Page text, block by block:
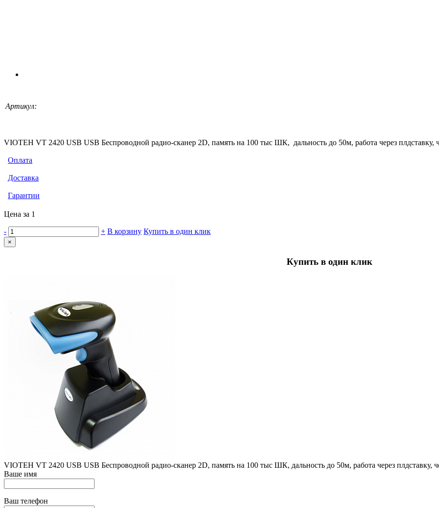
Артикул:
VIOTEH VT 2420 USB USB Беспроводной радио-сканер 2D, память на 100 тыс ШК, дальность до 50м, работа через плдставку,
Оплата
Доставка
Гарантии
Цена за 1
- + В корзину Купить в один клик
×
Купить в один клик
VIOTEH VT 2420 USB USB Беспроводной радио-сканер 2D, память на 100 тыс ШК, дальность до 50м, работа через плдставку,
Ваше имя
Ваш телефон